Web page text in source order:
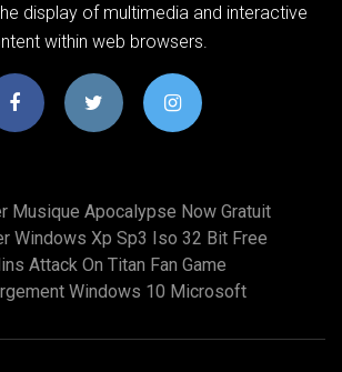
display of multimedia and interactive
within web browsers.
Musique Apocalypse Now Gratuit
Windows Xp Sp3 Iso 32 Bit Free
Attack On Titan Fan Game
Windows 10 Microsoft